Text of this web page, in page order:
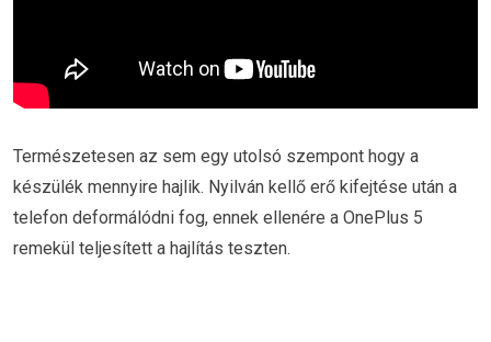
Természetesen az sem egy utolsó szempont hogy a
készülék mennyire hajlik. Nyilván kellő erő kifejtése után a
telefon deformálódni fog, ennek ellenére a OnePlus 5
remekül teljesített a hajlítás teszten.